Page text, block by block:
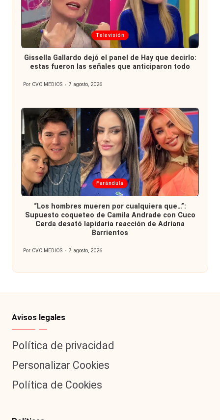
Publicada
en
Televisión
Gissella Gallardo dejó el panel de Hay que decirlo:
estas fueron las señales que anticiparon todo
Publicado
Por CVC MEDIOS 7 agosto, 2026
Publicada
en
Farándula
“Los hombres mueren por cualquiera que…”:
Supuesto coqueteo de Camila Andrade con Cuco
Cerda desató lapidaria reacción de Adriana
Barrientos
Publicado
Por CVC MEDIOS 7 agosto, 2026
Avisos legales
Política de privacidad
Personalizar Cookies
Política de Cookies